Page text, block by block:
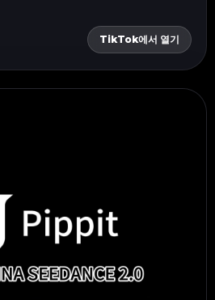
TikTok에서 열기